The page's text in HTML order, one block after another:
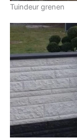
Tuindeur grenen